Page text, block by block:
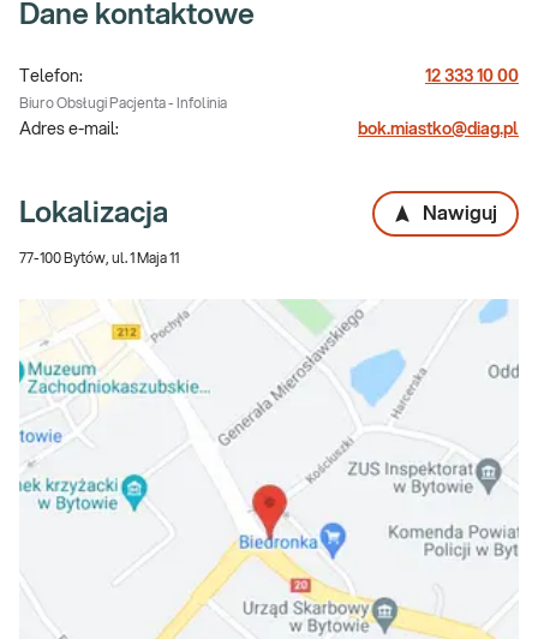
Dane kontaktowe
Telefon: 12 333 10 00
Biuro Obsługi Pacjenta - Infolinia
Adres e-mail: bok.miastko@diag.pl
Lokalizacja Nawiguj
77-100 Bytów, ul. 1 Maja 11